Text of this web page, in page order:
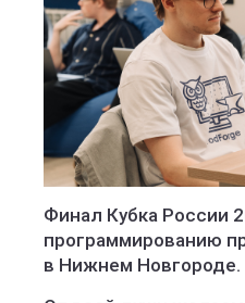
Финал Кубка России
программированию
в Нижнем Новгороде.